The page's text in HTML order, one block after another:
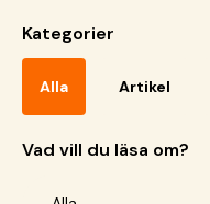
Kategorier
Alla Artikel
Vad vill du läsa om?